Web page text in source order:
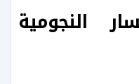
النجومية